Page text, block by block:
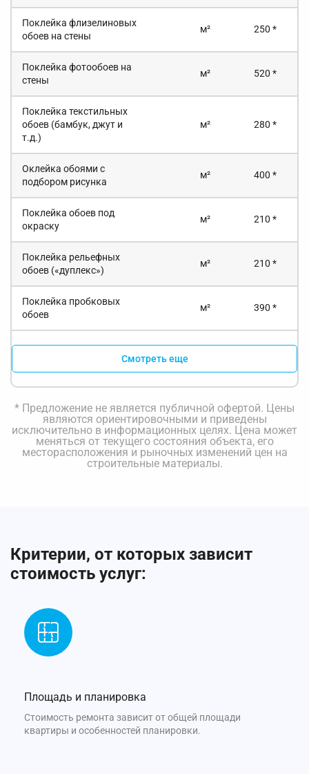
Поклейка флизелиновых
обоев на стены
м² 250 *
Поклейка фотообоев на
стены
м² 520 *
Поклейка текстильных
обоев (бамбук, джут и
т.д.)
м² 280 *
Оклейка обоями с
подбором рисунка
м² 400 *
Поклейка обоев под
окраску
м² 210 *
Поклейка рельефных
обоев («дуплекс»)
м² 210 *
Поклейка пробковых
обоев
м² 390 *
Смотреть еще
* Предложение не является публичной офертой. Цены
являются ориентировочными и приведены
исключительно в информационных целях. Цена может
меняться от текущего состояния объекта, его
месторасположения и рыночных изменений цен на
строительные материалы.
Критерии, от которых зависит
стоимость услуг:
Площадь и планировка
Стоимость ремонта зависит от общей площади
квартиры и особенностей планировки.